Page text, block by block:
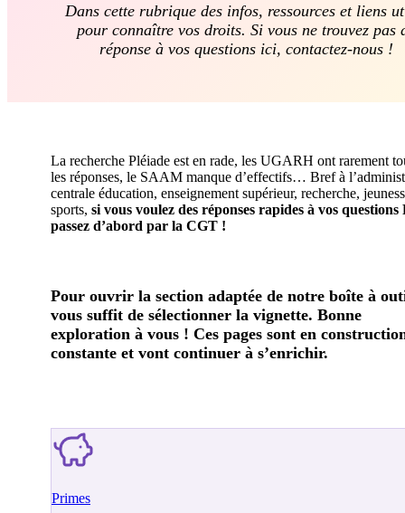
Dans cette rubrique des infos, ressources et liens
pour connaître vos droits. Si vous ne trouvez pas
réponse à vos questions ici, contactez-nous !
La recherche Pléiade est en rade, les UGARH ont rarement
les réponses, le SAAM manque d’effectifs… Bref à
centrale éducation, enseignement supérieur, recherche,
sports, si vous voulez des réponses rapides à vos questions
passez d’abord par la CGT !
Pour ouvrir la section adaptée de notre boîte à
vous suffit de sélectionner la vignette. Bonne
exploration à vous ! Ces pages sont en
constante et vont continuer à s’enrichir.
Primes